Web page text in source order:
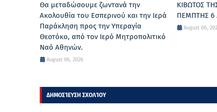
Θα μεταδώσουμε ζωντανά την
Ακολουθία του Εσπερινού και την Ιερά
Παράκληση προς την Υπεραγία
Θεοτόκο, από τον Ιερό Μητροπολιτικό
Ναό Αθηνών.
August 06, 2026
ΚΙΒΩΤΟΣ
ΠΕΜΠΤΗΣ 6
August 06,
ΔΗΜΟΣΊΕΥΣΗ ΣΧΟΛΊΟΥ